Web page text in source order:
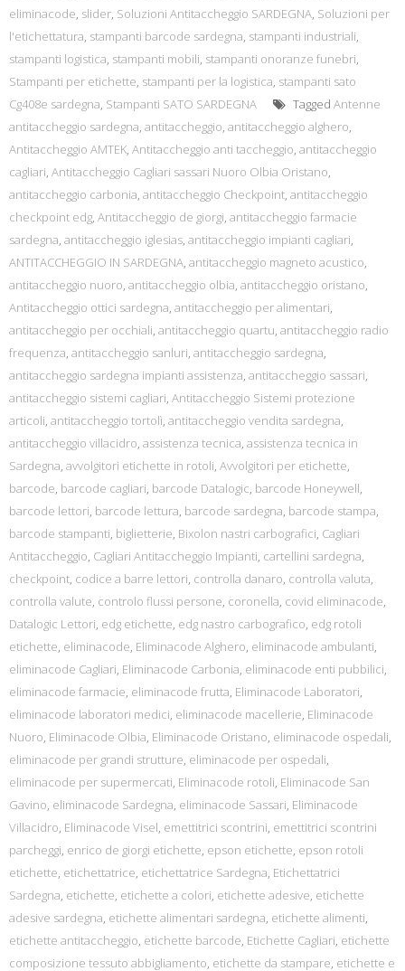
eliminacode, slider, Soluzioni Antitaccheggio SARDEGNA, Soluzioni per
l'etichettatura, stampanti barcode sardegna, stampanti industriali,
stampanti logistica, stampanti mobili, stampanti onoranze funebri,
Stampanti per etichette, stampanti per la logistica, stampanti sato
Cg408e sardegna, Stampanti SATO SARDEGNA Tagged Antenne
antitaccheggio sardegna, antitaccheggio, antitaccheggio alghero,
Antitaccheggio AMTEK, Antitaccheggio anti taccheggio, antitaccheggio
cagliari, Antitaccheggio Cagliari sassari Nuoro Olbia Oristano,
antitaccheggio carbonia, antitaccheggio Checkpoint, antitaccheggio
checkpoint edg, Antitaccheggio de giorgi, antitaccheggio farmacie
sardegna, antitaccheggio iglesias, antitaccheggio impianti cagliari,
ANTITACCHEGGIO IN SARDEGNA, antitaccheggio magneto acustico,
antitaccheggio nuoro, antitaccheggio olbia, antitaccheggio oristano,
Antitaccheggio ottici sardegna, antitaccheggio per alimentari,
antitaccheggio per occhiali, antitaccheggio quartu, antitaccheggio radio
frequenza, antitaccheggio sanluri, antitaccheggio sardegna,
antitaccheggio sardegna impianti assistenza, antitaccheggio sassari,
antitaccheggio sistemi cagliari, Antitaccheggio Sistemi protezione
articoli, antitaccheggio tortolì, antitaccheggio vendita sardegna,
antitaccheggio villacidro, assistenza tecnica, assistenza tecnica in
Sardegna, avvolgitori etichette in rotoli, Avvolgitori per etichette,
barcode, barcode cagliari, barcode Datalogic, barcode Honeywell,
barcode lettori, barcode lettura, barcode sardegna, barcode stampa,
barcode stampanti, biglietterie, Bixolon nastri carbografici, Cagliari
Antitaccheggio, Cagliari Antitaccheggio Impianti, cartellini sardegna,
checkpoint, codice a barre lettori, controlla danaro, controlla valuta,
controlla valute, controlo flussi persone, coronella, covid eliminacode,
Datalogic Lettori, edg etichette, edg nastro carbografico, edg rotoli
etichette, eliminacode, Eliminacode Alghero, eliminacode ambulanti,
eliminacode Cagliari, Eliminacode Carbonia, eliminacode enti pubbilici,
eliminacode farmacie, eliminacode frutta, Eliminacode Laboratori,
eliminacode laboratori medici, eliminacode macellerie, Eliminacode
Nuoro, Eliminacode Olbia, Eliminacode Oristano, eliminacode ospedali,
eliminacode per grandi strutture, eliminacode per ospedali,
eliminacode per supermercati, Eliminacode rotoli, Eliminacode San
Gavino, eliminacode Sardegna, eliminacode Sassari, Eliminacode
Villacidro, Eliminacode Visel, emettitrici scontrini, emettitrici scontrini
parcheggi, enrico de giorgi etichette, epson etichette, epson rotoli
etichette, etichettatrice, etichettatrice Sardegna, Etichettatrici
Sardegna, etichette, etichette a colori, etichette adesive, etichette
adesive sardegna, etichette alimentari sardegna, etichette alimenti,
etichette antitaccheggio, etichette barcode, Etichette Cagliari, etichette
composizione tessuto abbigliamento, etichette da stampare, etichette e